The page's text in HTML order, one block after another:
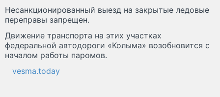
Несанкционированный выезд на закрытые ледовые
переправы запрещен.
Движение транспорта на этих участках
федеральной автодороги «Колыма» возобновится с
началом работы паромов.
vesma.today